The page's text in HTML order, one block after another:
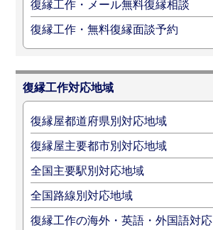
復縁工作・メール無料復縁相談
復縁工作・無料復縁面談予約
復縁工作対応地域
復縁屋都道府県別対応地域
復縁屋主要都市別対応地域
全国主要駅別対応地域
全国路線別対応地域
復縁工作の海外・英語・外国語対応